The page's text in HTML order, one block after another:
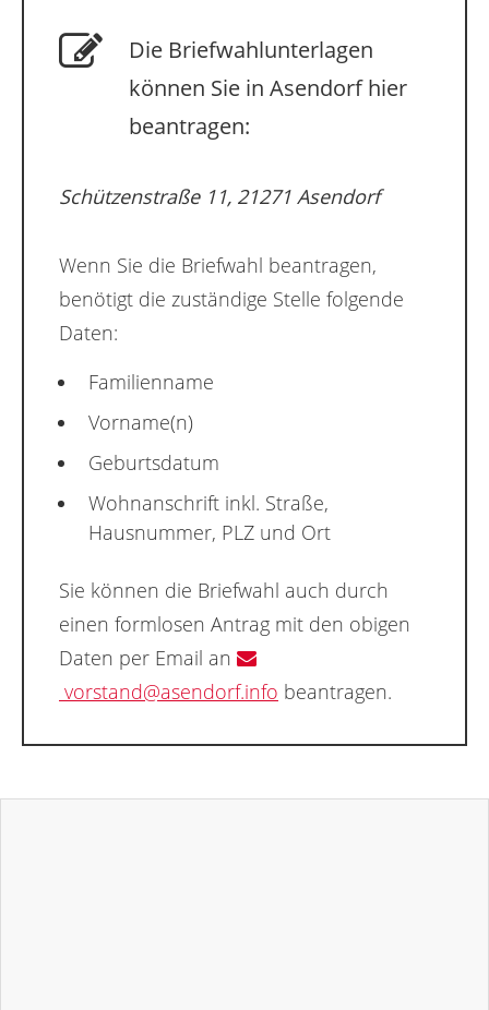
Die Briefwahlunterlagen
können Sie in Asendorf hier
beantragen:
Schützenstraße 11, 21271 Asendorf
Wenn Sie die Briefwahl beantragen,
benötigt die zuständige Stelle folgende
Daten:
Familienname
Vorname(n)
Geburtsdatum
Wohnanschrift inkl. Straße,
Hausnummer, PLZ und Ort
Sie können die Briefwahl auch durch
einen formlosen Antrag mit den obigen
Daten per Email an
vorstand@asendorf.info beantragen.